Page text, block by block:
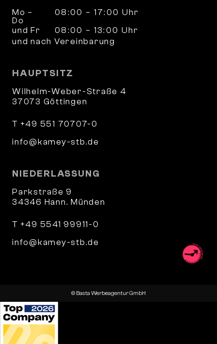
Mo –
Do
08:00 – 17:00 Uhr
und Fr
08:00 – 13:00 Uhr
und nach Vereinbarung
HAUPTSITZ
Wilhelm-Weber-Straße 4
37073 Göttingen
T +49 551 70707-0
info@kamey-stb.de
NIEDERLASSUNG
Parkstraße 9
34346 Hann. Münden
T +49 5541 99911-0
info@kamey-stb.de
© Basta Werbeagentur GmbH